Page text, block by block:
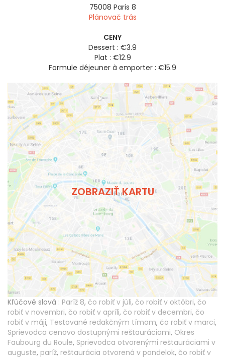
75008 Paris 8
Plánovač trás
CENY
Dessert : €3.9
Plat : €12.9
Formule déjeuner à emporter : €15.9
ZOBRAZIŤ KARTU
Kľúčové slová : Paríž 8, čo robiť v júli, čo robiť v októbri, čo
robiť v novembri, čo robiť v apríli, čo robiť v decembri, čo
robiť v máji, Testované redakčným tímom, čo robiť v marci,
Sprievodca cenovo dostupnými reštauráciami, Okres
Faubourg du Roule, Sprievodca otvorenými reštauráciami v
auguste, paríž, reštaurácia otvorená v pondelok, čo robiť v